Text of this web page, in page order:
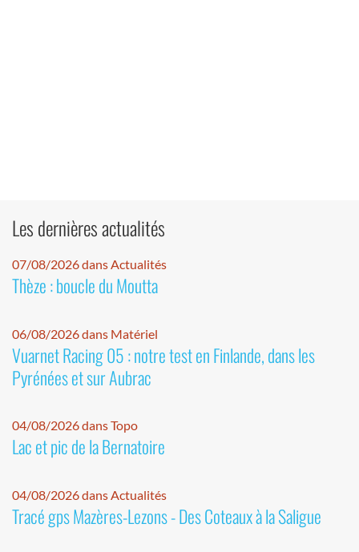
Les dernières actualités
07/08/2026 dans Actualités
Thèze : boucle du Moutta
06/08/2026 dans Matériel
Vuarnet Racing 05 : notre test en Finlande, dans les
Pyrénées et sur Aubrac
04/08/2026 dans Topo
Lac et pic de la Bernatoire
04/08/2026 dans Actualités
Tracé gps Mazères-Lezons - Des Coteaux à la Saligue